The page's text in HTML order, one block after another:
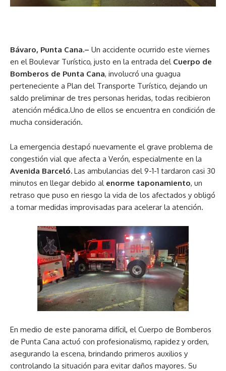
Bávaro, Punta Cana.– Un accidente ocurrido este viernes
en el Boulevar Turístico, justo en la entrada del Cuerpo de
Bomberos de Punta Cana, involucró una guagua
perteneciente a Plan del Transporte Turístico, dejando un
saldo preliminar de tres personas heridas, todas recibieron
atención médica.Uno de ellos se encuentra en condición de
mucha consideración.
La emergencia destapó nuevamente el grave problema de
congestión vial que afecta a Verón, especialmente en la
Avenida Barceló. Las ambulancias del 9-1-1 tardaron casi 30
minutos en llegar debido al enorme taponamiento, un
retraso que puso en riesgo la vida de los afectados y obligó
a tomar medidas improvisadas para acelerar la atención.
En medio de este panorama difícil, el Cuerpo de Bomberos
de Punta Cana actuó con profesionalismo, rapidez y orden,
asegurando la escena, brindando primeros auxilios y
controlando la situación para evitar daños mayores. Su